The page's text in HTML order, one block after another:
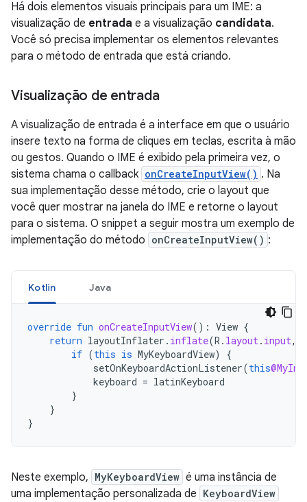
Há dois elementos visuais principais para um IME: a
visualização de entrada e a visualização candidata.
Você só precisa implementar os elementos relevantes
para o método de entrada que está criando.
Visualização de entrada
A visualização de entrada é a interface em que o usuário
insere texto na forma de cliques em teclas, escrita à mão
ou gestos. Quando o IME é exibido pela primeira vez, o
sistema chama o callback onCreateInputView() . Na
sua implementação desse método, crie o layout que
você quer mostrar na janela do IME e retorne o layout
para o sistema. O snippet a seguir mostra um exemplo de
implementação do método onCreateInputView() :
Kotlin Java
override fun onCreateInputView(): View {
return layoutInflater . inflate(R . layout . input,
if (this is MyKeyboardView)
{
setOnKeyboardActionListener(this
keyboard = latinKeyboard
}
}
}
Neste exemplo, MyKeyboardView é uma instância de
uma implementação personalizada de KeyboardView